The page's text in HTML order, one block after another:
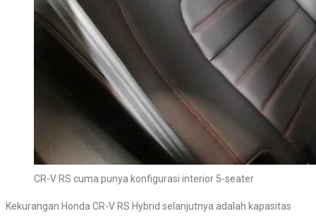
CR-V RS cuma punya konfigurasi interior 5-seater
Kekurangan Honda CR-V RS Hybrid selanjutnya adalah kapasitas